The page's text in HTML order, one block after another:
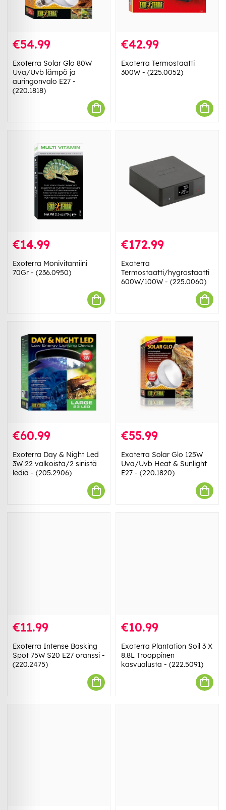
€54.99
Exoterra Solar Glo 80W
Uva/Uvb lämpö ja
auringonvalo E27 -
(220.1818)
€42.99
Exoterra Termostaatti
300W - (225.0052)
€14.99
Exoterra Monivitamiini
70Gr - (236.0950)
€172.99
Exoterra
Termostaatti/hygrostaatti
600W/100W - (225.0060)
€60.99
Exoterra Day & Night Led
3W 22 valkoista/2 sinistä
lediä - (205.2906)
€55.99
Exoterra Solar Glo 125W
Uva/Uvb Heat & Sunlight
E27 - (220.1820)
€11.99
Exoterra Intense Basking
Spot 75W S20 E27 oranssi -
(220.2475)
€10.99
Exoterra Plantation Soil 3 X
8.8L Trooppinen
kasvualusta - (222.5091)